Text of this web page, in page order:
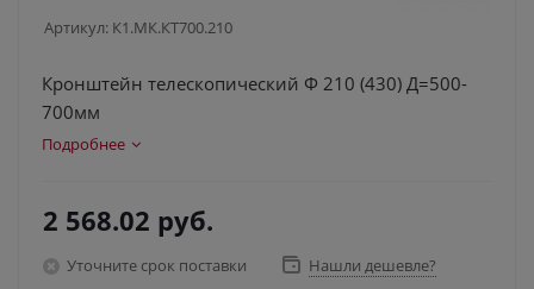
Артикул: К1.МК.КТ700.210
Кронштейн телескопический Ф 210 (430) Д=500-
700мм
Подробнее
2 568.02 руб.
Уточните срок поставки Нашли дешевле?